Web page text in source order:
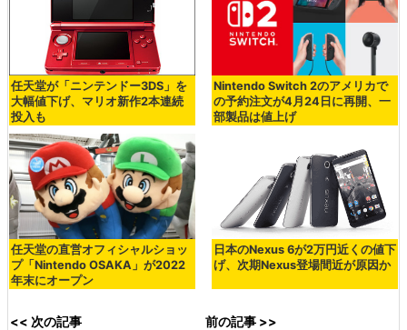
任天堂が「ニンテンドー3DS」を
大幅値下げ、マリオ新作2本連続
投入も
Nintendo Switch 2のアメリカで
の予約注文が4月24日に再開、一
部製品は値上げ
任天堂の直営オフィシャルショッ
プ「Nintendo OSAKA」が2022
年末にオープン
日本のNexus 6が2万円近くの値下
げ、次期Nexus登場間近が原因か
<< 次の記事 前の記事 >>